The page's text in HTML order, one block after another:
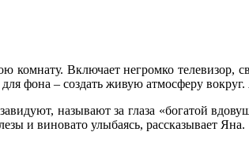
комнату. Включает негромко
фона – создать живую атмосферу
называют за глаза «богатой
и виновато улыбаясь, рассказывает Яна.